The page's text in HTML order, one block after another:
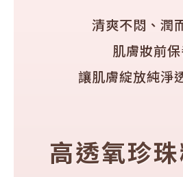
清爽不悶、潤
肌膚妝前
讓肌膚綻放純淨
高透氧珍